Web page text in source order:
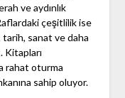
ve aydınlık
çeşitlilik ise
sanat ve daha
Kitapları
rahat oturma
sahip oluyor.